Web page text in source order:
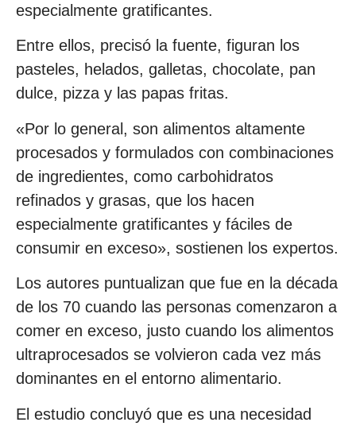
especialmente gratificantes.
Entre ellos, precisó la fuente, figuran los
pasteles, helados, galletas, chocolate, pan
dulce, pizza y las papas fritas.
«Por lo general, son alimentos altamente
procesados y formulados con combinaciones
de ingredientes, como carbohidratos
refinados y grasas, que los hacen
especialmente gratificantes y fáciles de
consumir en exceso», sostienen los expertos.
Los autores puntualizan que fue en la década
de los 70 cuando las personas comenzaron a
comer en exceso, justo cuando los alimentos
ultraprocesados se volvieron cada vez más
dominantes en el entorno alimentario.
El estudio concluyó que es una necesidad